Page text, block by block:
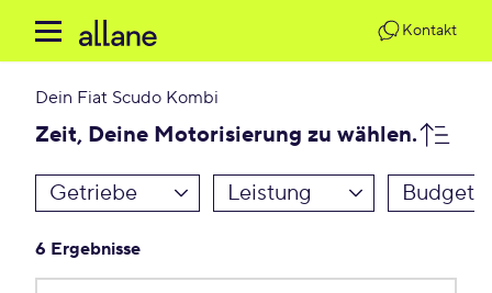
Kontakt
Dein Fiat Scudo Kombi
Zeit, Deine Motorisierung zu wählen.
Getriebe Leistung Budget
6 Ergebnisse